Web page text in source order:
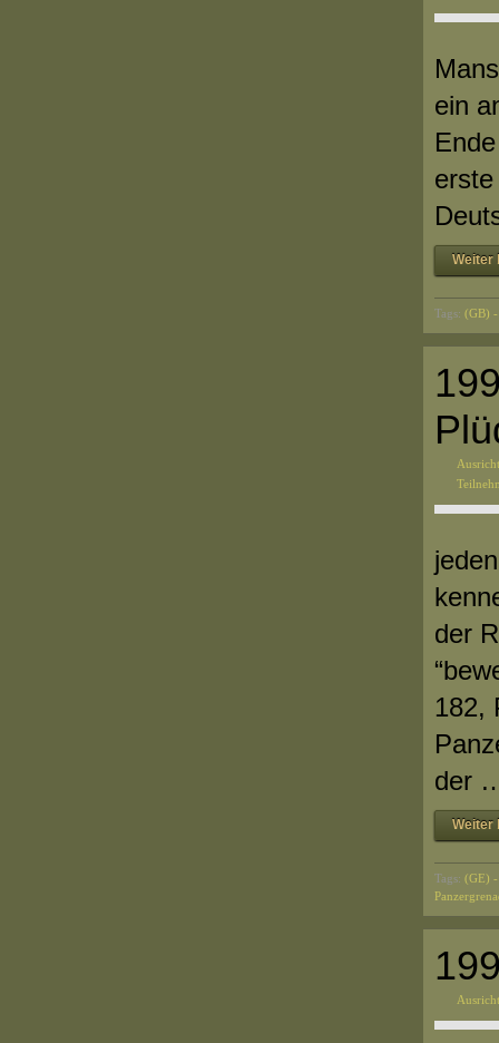
ein
Weiter
Tags: (GB)
der
182,
der
Weiter
Tags: (GE)